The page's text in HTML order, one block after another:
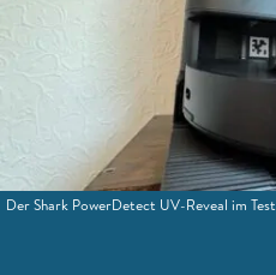
Der Shark PowerDetect UV-Reveal im Test